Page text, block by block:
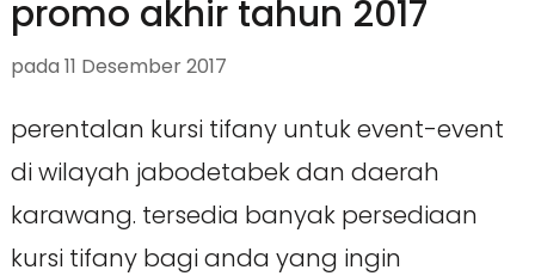
promo akhir tahun 2017
pada 11 Desember 2017
perentalan kursi tifany untuk event-event
di wilayah jabodetabek dan daerah
karawang. tersedia banyak persediaan
kursi tifany bagi anda yang ingin